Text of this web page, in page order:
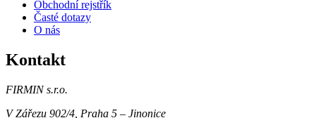
Obchodní rejstřík
Časté dotazy
O nás
Kontakt
FIRMIN s.r.o.
V Zářezu 902/4 Praha 5 – Jinonice